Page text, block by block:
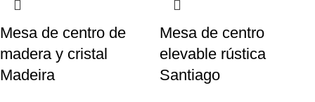
Mesa de centro de
madera y cristal
Madeira
Mesa de centro
elevable rústica
Santiago